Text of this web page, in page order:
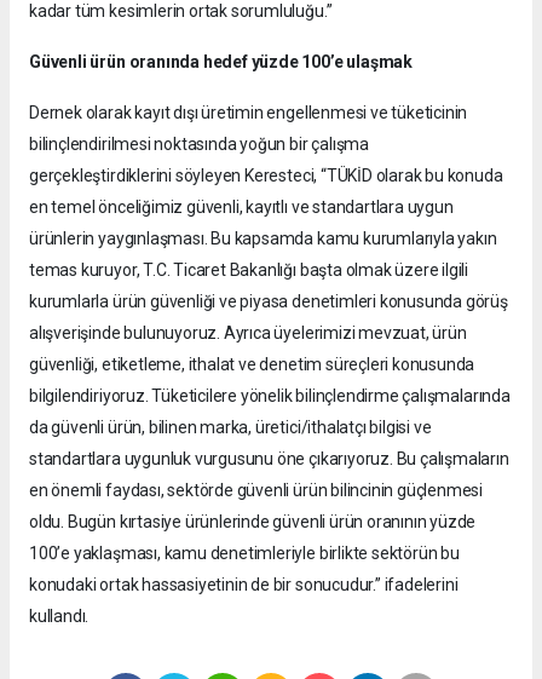
kadar tüm kesimlerin ortak sorumluluğu.”
Güvenli ürün oranında hedef yüzde 100’e ulaşmak
Dernek olarak kayıt dışı üretimin engellenmesi ve tüketicinin
bilinçlendirilmesi noktasında yoğun bir çalışma
gerçekleştirdiklerini söyleyen Keresteci, “TÜKİD olarak bu konuda
en temel önceliğimiz güvenli, kayıtlı ve standartlara uygun
ürünlerin yaygınlaşması. Bu kapsamda kamu kurumlarıyla yakın
temas kuruyor, T.C. Ticaret Bakanlığı başta olmak üzere ilgili
kurumlarla ürün güvenliği ve piyasa denetimleri konusunda görüş
alışverişinde bulunuyoruz. Ayrıca üyelerimizi mevzuat, ürün
güvenliği, etiketleme, ithalat ve denetim süreçleri konusunda
bilgilendiriyoruz. Tüketicilere yönelik bilinçlendirme çalışmalarında
da güvenli ürün, bilinen marka, üretici/ithalatçı bilgisi ve
standartlara uygunluk vurgusunu öne çıkarıyoruz. Bu çalışmaların
en önemli faydası, sektörde güvenli ürün bilincinin güçlenmesi
oldu. Bugün kırtasiye ürünlerinde güvenli ürün oranının yüzde
100’e yaklaşması, kamu denetimleriyle birlikte sektörün bu
konudaki ortak hassasiyetinin de bir sonucudur.” ifadelerini
kullandı.